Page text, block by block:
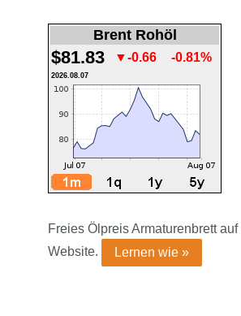
Brent Rohöl
$81.83 ▼-0.66 -0.81%
2026.08.07
Freies Ölpreis Armaturenbrett auf
Website.
Lernen wie »